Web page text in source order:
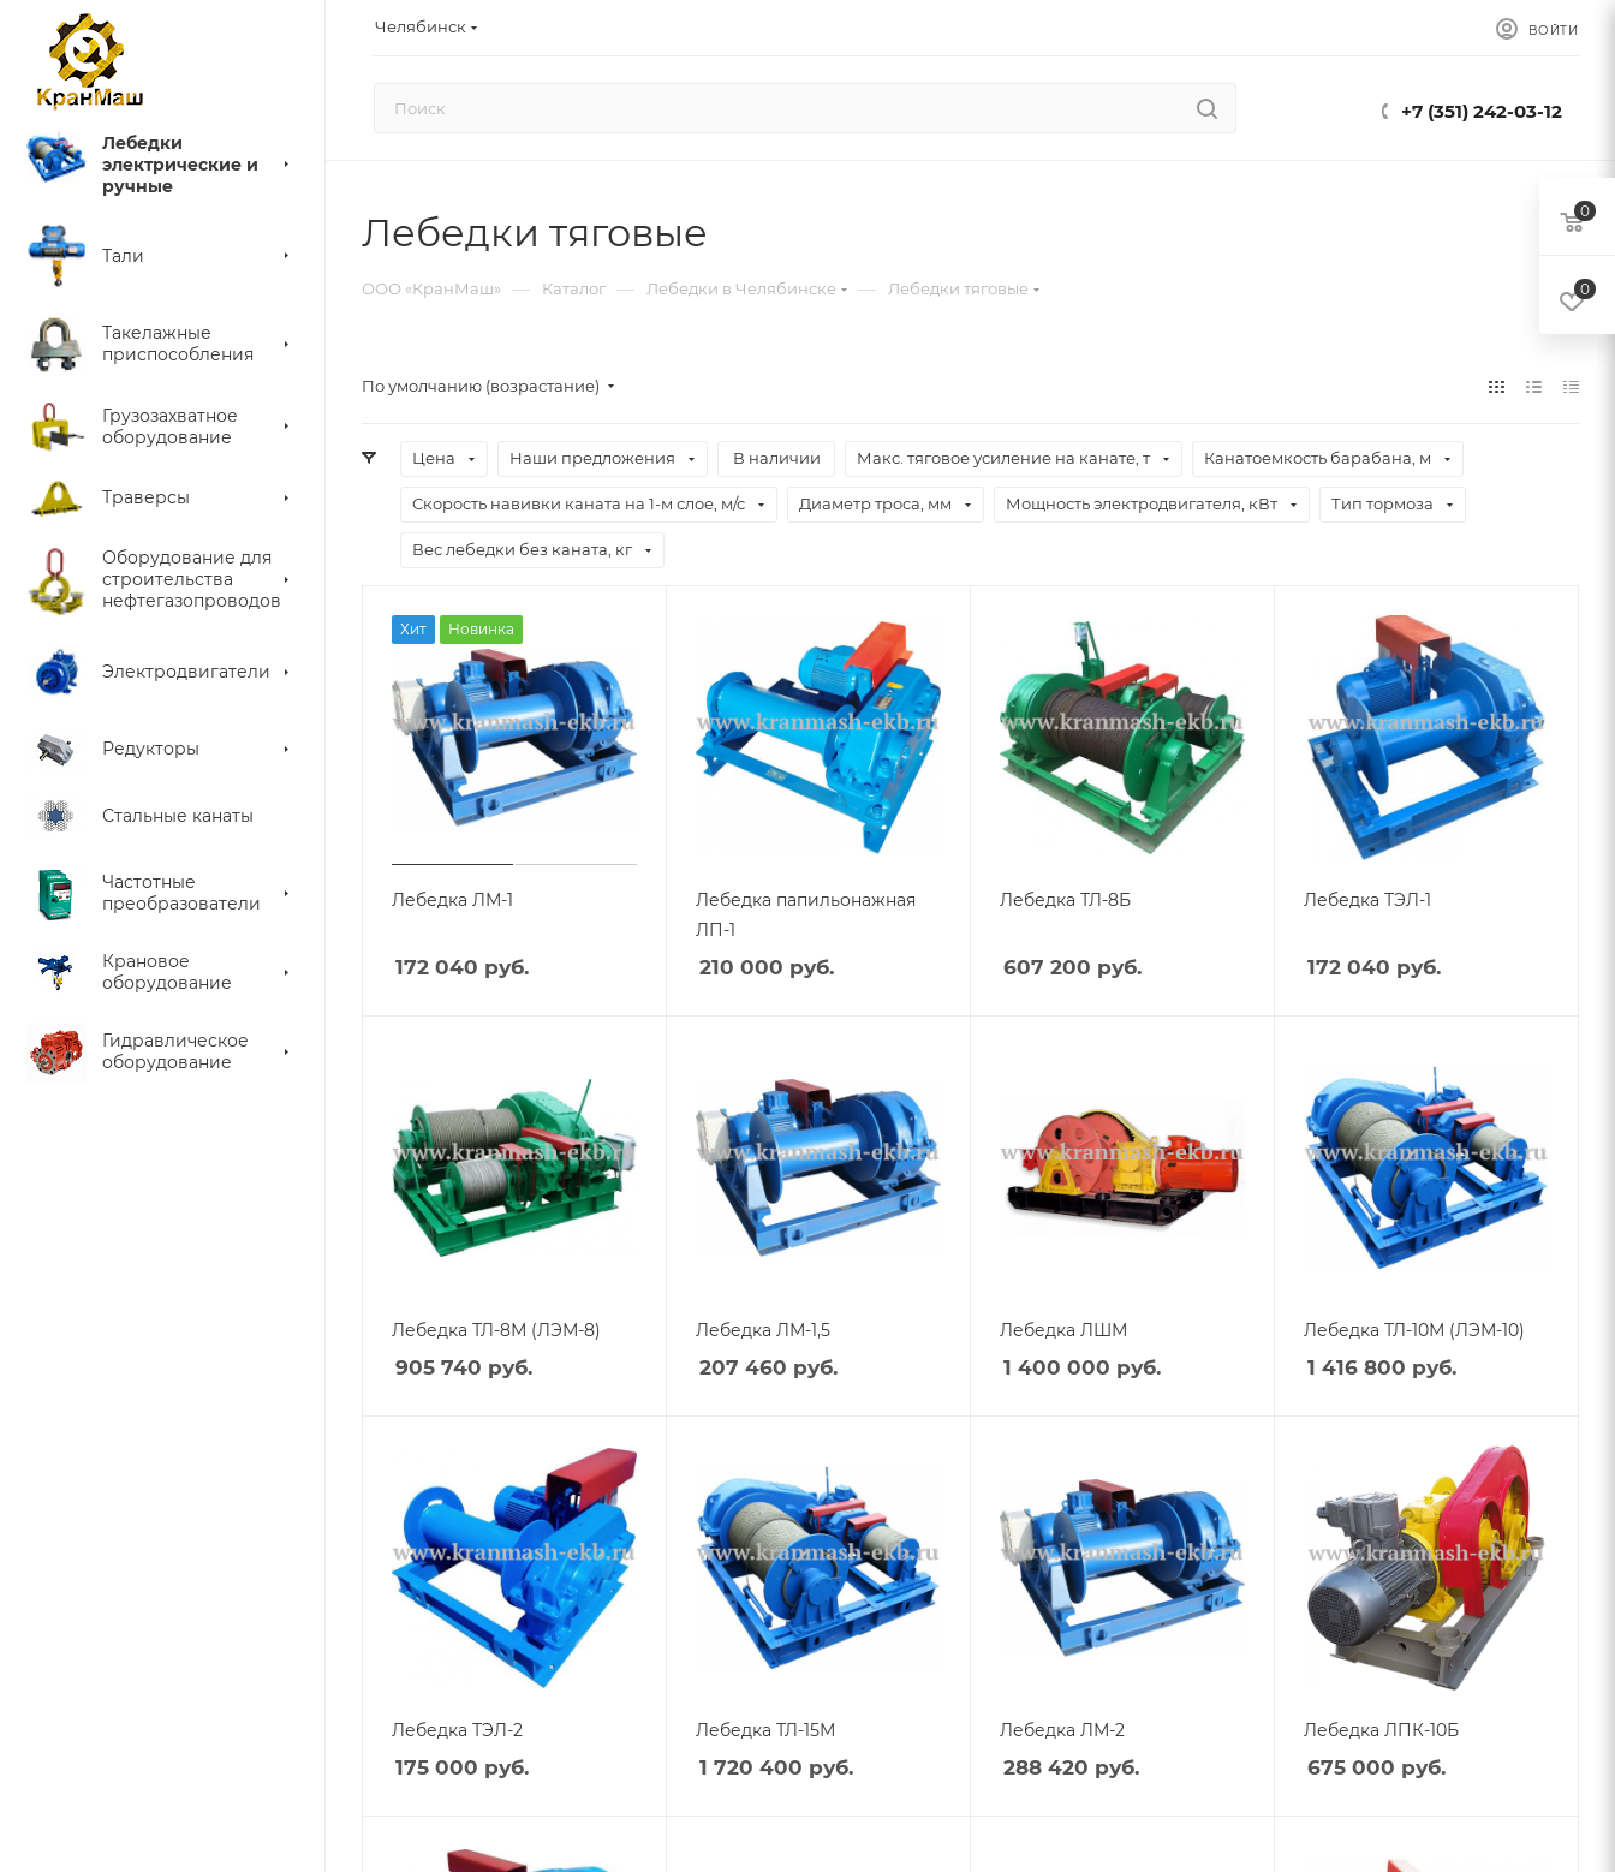
Челябинск ВОЙТИ
+7 (351) 242-03-12
Лебедки
электрические и
ручные
Тали
Такелажные
приспособления
Грузозахватное
оборудование
Траверсы
Оборудование для
строительства
нефтегазопроводов
Электродвигатели
Редукторы
Стальные канаты
Частотные
преобразователи
Крановое
оборудование
Гидравлическое
оборудование
Лебедки тяговые
ООО «КранМаш» — Каталог — Лебедки в Челябинске — Лебедки тяговые
По умолчанию (возрастание)
Цена Наши предложения В наличии Макс. тяговое усиление на канате, т Канатоемкость барабана, м
Скорость навивки каната на 1-м слое, м/с Диаметр троса, мм Мощность электродвигателя, кВт Тип тормоза
Вес лебедки без каната, кг
Хит Новинка
Лебедка ЛМ-1
172 040 руб.
Лебедка папильонажная
ЛП-1
210 000 руб.
Лебедка ТЛ-8Б
607 200 руб.
Лебедка ТЭЛ-1
172 040 руб.
Лебедка ТЛ-8М (ЛЭМ-8)
905 740 руб.
Лебедка ЛМ-1,5
207 460 руб.
Лебедка ЛШМ
1 400 000 руб.
Лебедка ТЛ-10М (ЛЭМ-10)
1 416 800 руб.
Лебедка ТЭЛ-2
175 000 руб.
Лебедка ТЛ-15М
1 720 400 руб.
Лебедка ЛМ-2
288 420 руб.
Лебедка ЛПК-10Б
675 000 руб.
0
0